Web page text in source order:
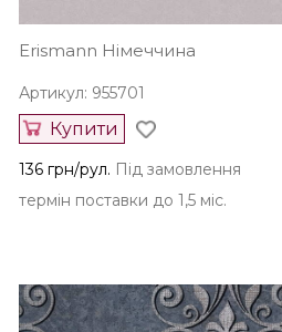
Erismann Німеччина
Артикул: 955701
Купити
136 грн/рул. Під замовлення
термін поставки до 1,5 міс.